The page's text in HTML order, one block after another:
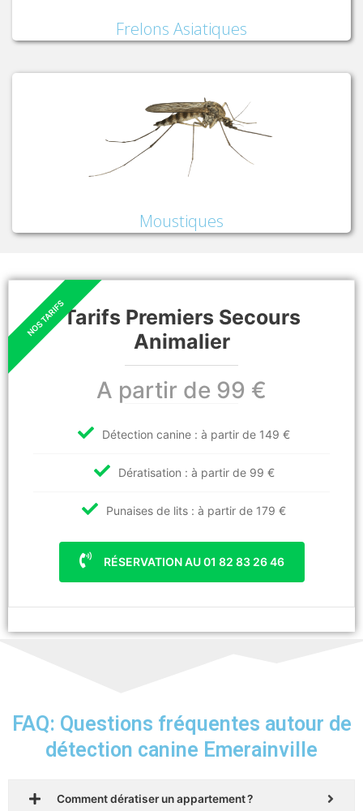
Frelons Asiatiques
Moustiques
Tarifs Premiers Secours
Animalier
A partir de 99 €
Détection canine : à partir de 149 €
Dératisation : à partir de 99 €
Punaises de lits : à partir de 179 €
RÉSERVATION AU 01 82 83 26 46
FAQ: Questions fréquentes autour de
détection canine Emerainville
Comment dératiser un appartement ?